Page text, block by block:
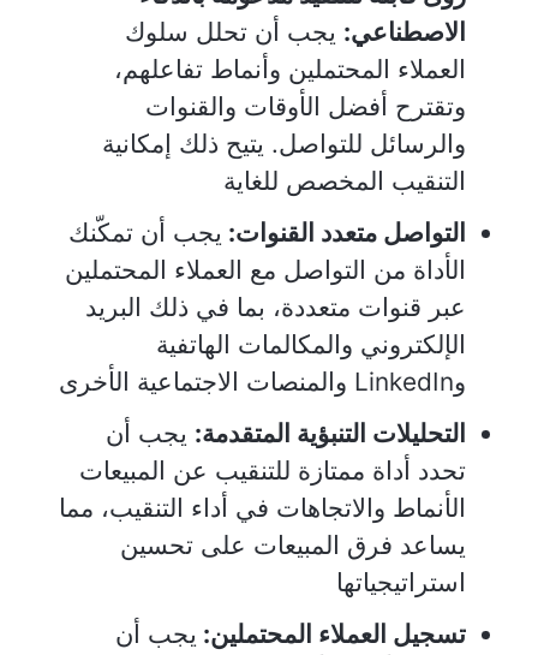
الاصطناعي: يجب أن تحلل سلوك
العملاء المحتملين وأنماط تفاعلهم،
وتقترح أفضل الأوقات والقنوات
والرسائل للتواصل. يتيح ذلك إمكانية
التنقيب المخصص للغاية
التواصل متعدد القنوات: يجب أن تمكّنك
الأداة من التواصل مع العملاء المحتملين
عبر قنوات متعددة، بما في ذلك البريد
الإلكتروني والمكالمات الهاتفية
وLinkedIn والمنصات الاجتماعية الأخرى
التحليلات التنبؤية المتقدمة: يجب أن
تحدد أداة ممتازة للتنقيب عن المبيعات
الأنماط والاتجاهات في أداء التنقيب، مما
يساعد فرق المبيعات على تحسين
استراتيجياتها
تسجيل العملاء المحتملين: يجب أن